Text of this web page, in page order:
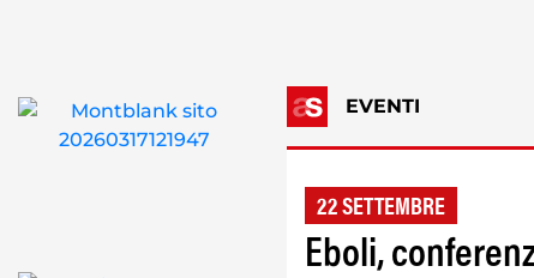
EVENTI
22 SETTEMBRE
Eboli,